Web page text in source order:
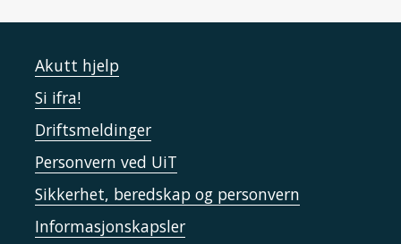
Akutt hjelp
Si ifra!
Driftsmeldinger
Personvern ved UiT
Sikkerhet, beredskap og personvern
Informasjonskapsler